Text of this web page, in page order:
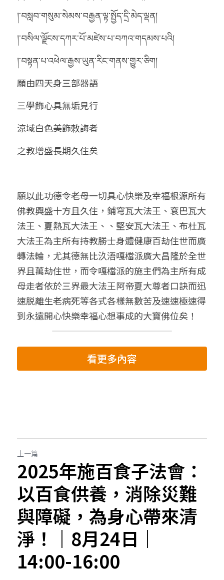
།་བསླབ་གསུམ་སེམས་བརྒྱན་ལྟ་སྤྱོད་དྲི་མེད་ལྡན།
།་བསིལ་ལྗོངས་དཀར་པོ་མཛེས་པ་བཀའ་གདམས་པའི།
།་བསྟན་པ་འཕེལ་རྒྱས་ཡུན་རིང་གནས་གྱུར་ཅིག།
願由四天身三部器語
三學飾心具無垢見行
涼域白色美飾敕誨者
之教增盛長期久住矣
願以此功德令老母一切具心快樂及幸福根源所有
佛教興盛十方且久住，鋪穹瓦大法王、袞巴瓦大
法王、夏熱瓦大法王、、堅安瓦大法王、布杜瓦
大法王為主所有持教勝士身體健康百劫住世而廣
轉法輪，尤其德無比汣浯嘎檔派廣大昌隆於全世
界且萬劫住世，而令嘎檔派的施主們為主所有成
母走者依於三界最大法王阿帝夏大尊者口訣而迅
速脱離生老病死等各式各樣無數苦及速速極速得
到永遠開心快樂幸福心想事成的大寶佛位矣！
看更多內容
上一篇
2025年施百食子法會：
以百食供養，消除災難
與障礙，為身心帶來清
淨！｜8月24日｜
14:00-16:00